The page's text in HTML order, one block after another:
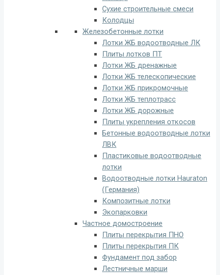
Сухие строительные смеси
Колодцы
Железобетонные лотки
Лотки ЖБ водоотводные ЛК
Плиты лотков ПТ
Лотки ЖБ дренажные
Лотки ЖБ телескопические
Лотки ЖБ прикромочные
Лотки ЖБ теплотрасс
Лотки ЖБ дорожные
Плиты укрепления откосов
Бетонные водоотводные лотки
ЛВК
Пластиковые водоотводные
лотки
Водоотводные лотки Hauraton
(Германия)
Композитные лотки
Экопарковки
Частное домостроение
Плиты перекрытия ПНО
Плиты перекрытия ПК
Фундамент под забор
Лестничные марши